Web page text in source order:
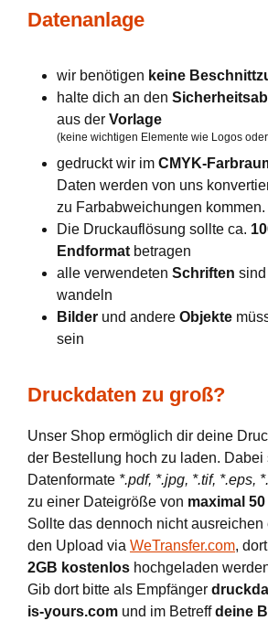
Datenanlage
wir benötigen keine
halte dich an den
aus der Vorlage
(keine wichtigen Elemente wie Logos
gedruckt wir im CMYK-
Daten werden von uns
zu Farbabweichungen kommen.
Die Druckauflösung sollte ca.
Endformat betragen
alle verwendeten Schriften sind
wandeln
Bilder und andere Objekte
sein
Druckdaten zu groß?
Unser Shop ermöglich dir deine
der Bestellung hoch zu laden. Dabei
Datenformate *.pdf, *.jpg, *.tif, *.eps,
zu einer Dateigröße von maximal 50
Sollte das dennoch nicht
den Upload via WeTransfer.com,
2GB kostenlos hochgeladen
Gib dort bitte als Empfänger
is-yours.com und im Betreffdeine